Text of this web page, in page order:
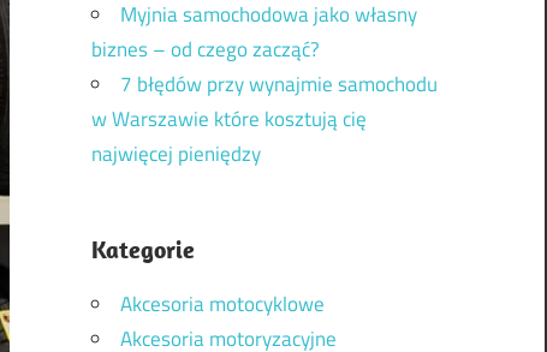
Myjnia samochodowa jako własny
biznes – od czego zacząć?
7 błędów przy wynajmie samochodu
w Warszawie które kosztują cię
najwięcej pieniędzy
Kategorie
Akcesoria motocyklowe
Akcesoria motoryzacyjne